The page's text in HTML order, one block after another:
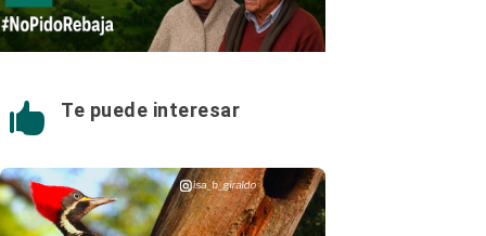
 Te puede interesar